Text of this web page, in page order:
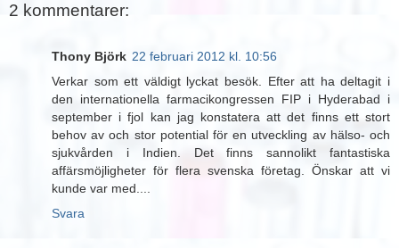
2 kommentarer:
Thony Björk 22 februari 2012 kl. 10:56
Verkar som ett väldigt lyckat besök. Efter att ha deltagit i
den internationella farmacikongressen FIP i Hyderabad i
september i fjol kan jag konstatera att det finns ett stort
behov av och stor potential för en utveckling av hälso- och
sjukvården i Indien. Det finns sannolikt fantastiska
affärsmöjligheter för flera svenska företag. Önskar att vi
kunde var med....
Svara